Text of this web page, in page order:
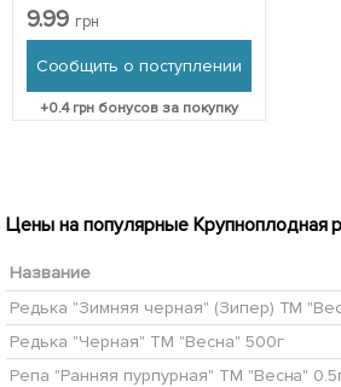
9.99 грн
Сообщить о поступлении
+0.4грн бонусов за покупку
Цены на популярные Крупноплодная
Название
Редька "Зимняя черная" (Зипер) ТМ
Редька "Черная" ТМ "Весна" 500г
Репа "Ранняя пурпурная" ТМ "Весна"